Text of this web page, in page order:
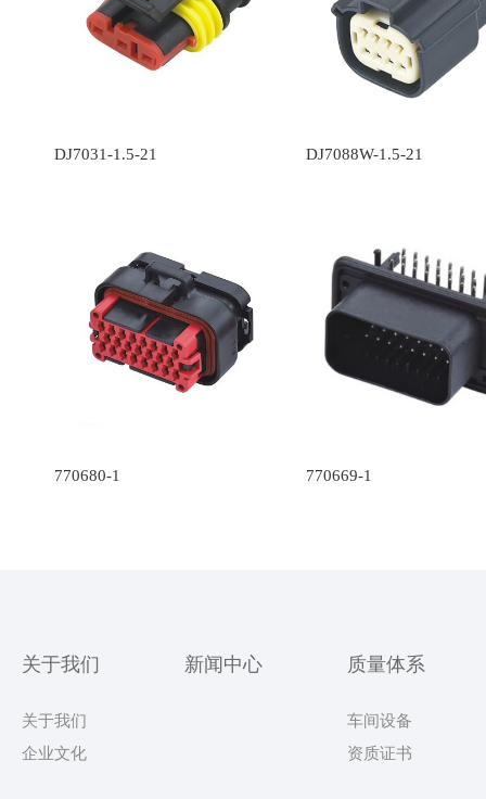
DJ7031-1.5-21 DJ7088W-1.5-21
770680-1 770669-1
关于我们
关于我们
企业文化
新闻中心 质量体系
车间设备
资质证书